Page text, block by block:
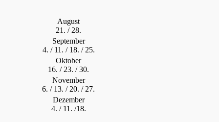
August
21. / 28.
September
4. / 11. / 18. / 25.
Oktober
16. / 23. / 30.
November
6. / 13. / 20. / 27.
Dezember
4. / 11. /18.